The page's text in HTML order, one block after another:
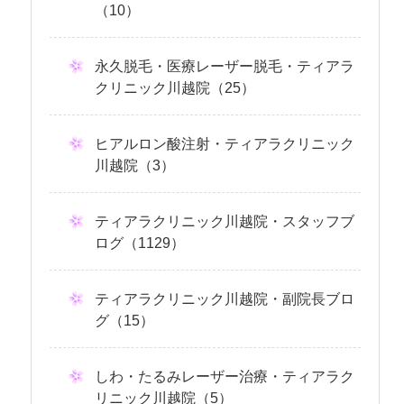
（10）
永久脱毛・医療レーザー脱毛・ティアラ
クリニック川越院（25）
ヒアルロン酸注射・ティアラクリニック
川越院（3）
ティアラクリニック川越院・スタッフブ
ログ（1129）
ティアラクリニック川越院・副院長ブロ
グ（15）
しわ・たるみレーザー治療・ティアラク
リニック川越院（5）